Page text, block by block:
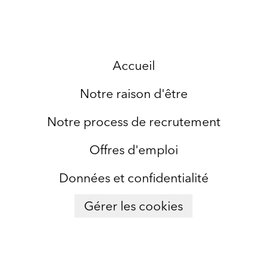
Accueil
Notre raison d'être
Notre process de recrutement
Offres d'emploi
Données et confidentialité
Gérer les cookies